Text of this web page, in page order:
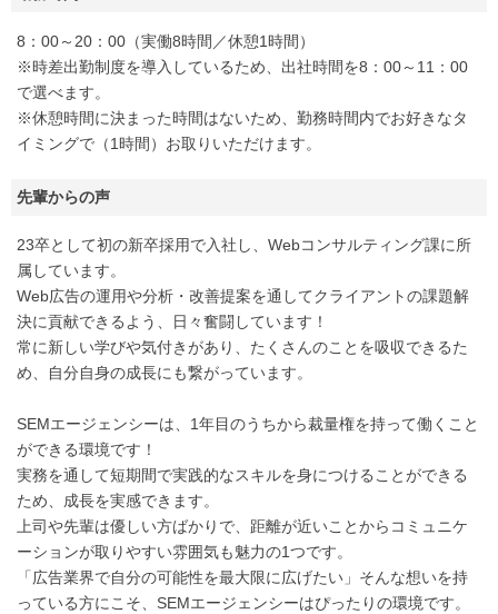
8：00～20：00（実働8時間／休憩1時間）
※時差出勤制度を導入しているため、出社時間を8：00～11：00
で選べます。
※休憩時間に決まった時間はないため、勤務時間内でお好きなタ
イミングで（1時間）お取りいただけます。
先輩からの声
23卒として初の新卒採用で入社し、Webコンサルティング課に所
属しています。
Web広告の運用や分析・改善提案を通してクライアントの課題解
決に貢献できるよう、日々奮闘しています！
常に新しい学びや気付きがあり、たくさんのことを吸収できるた
め、自分自身の成長にも繋がっています。
SEMエージェンシーは、1年目のうちから裁量権を持って働くこと
ができる環境です！
実務を通して短期間で実践的なスキルを身につけることができる
ため、成長を実感できます。
上司や先輩は優しい方ばかりで、距離が近いことからコミュニケ
ーションが取りやすい雰囲気も魅力の1つです。
「広告業界で自分の可能性を最大限に広げたい」そんな想いを持
っている方にこそ、SEMエージェンシーはぴったりの環境です。